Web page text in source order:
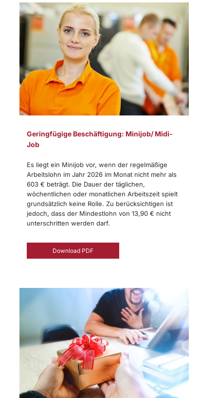
Geringfügige Beschäftigung: Minijob/ Midi-
Job
Es liegt ein Minijob vor, wenn der regelmäßige
Arbeitslohn im Jahr 2026 im Monat nicht mehr als
603 € beträgt. Die Dauer der täglichen,
wöchentlichen oder monatlichen Arbeitszeit spielt
grundsätzlich keine Rolle. Zu berücksichtigen ist
jedoch, dass der Mindestlohn von 13,90 € nicht
unterschritten werden darf.
Download PDF